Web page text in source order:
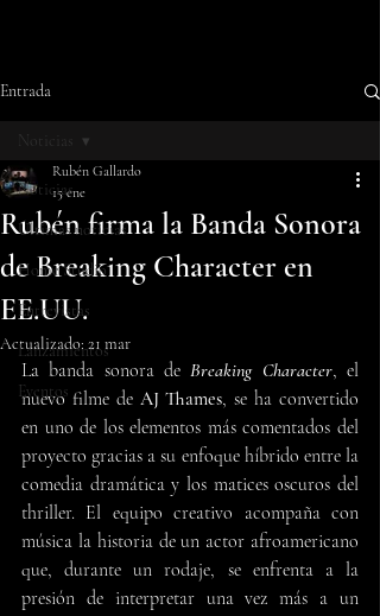
Entrada
Noticias
Últimas noticias
Home Studio
Entrevistas
Lanzamientos
Eventos
Noticias
Rubén firma la Banda Sonora
de Breaking Character en
EE.UU.
Rubén Gallardo
15 ene
Actualizado: 21 mar
La banda sonora de Breaking Character, el
nuevo filme de AJ Thames, se ha convertido
en uno de los elementos más comentados del
proyecto gracias a su enfoque híbrido entre la
comedia dramática y los matices oscuros del
thriller. El equipo creativo acompaña con
música la historia de un actor afroamericano
que, durante un rodaje, se enfrenta a la
presión de interpretar una vez más a un